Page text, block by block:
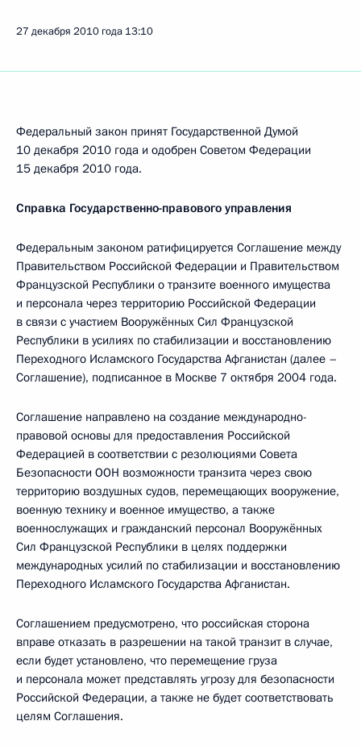
27 декабря 2010 года 13:10
Федеральный закон принят Государственной Думой
10 декабря 2010 года и одобрен Советом Федерации
15 декабря 2010 года.
Справка Государственно-правового управления
Федеральным законом ратифицируется Соглашение между
Правительством Российской Федерации и Правительством
Французской Республики о транзите военного имущества
и персонала через территорию Российской Федерации
в связи с участием Вооружённых Сил Французской
Республики в усилиях по стабилизации и восстановлению
Переходного Исламского Государства Афганистан (далее –
Соглашение), подписанное в Москве 7 октября 2004 года.
Соглашение направлено на создание международно-
правовой основы для предоставления Российской
Федерацией в соответствии с резолюциями Совета
Безопасности ООН возможности транзита через свою
территорию воздушных судов, перемещающих вооружение,
военную технику и военное имущество, а также
военнослужащих и гражданский персонал Вооружённых
Сил Французской Республики в целях поддержки
международных усилий по стабилизации и восстановлению
Переходного Исламского Государства Афганистан.
Соглашением предусмотрено, что российская сторона
вправе отказать в разрешении на такой транзит в случае,
если будет установлено, что перемещение груза
и персонала может представлять угрозу для безопасности
Российской Федерации, а также не будет соответствовать
целям Соглашения.